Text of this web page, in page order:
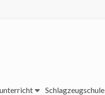
Schlagzeugschule